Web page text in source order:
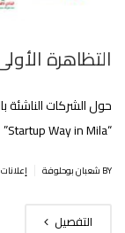
التظاهرة
حول الشركات الناشئة
“Startup Way in Mila”
BY شعبان بوحلوفة
التفصيل